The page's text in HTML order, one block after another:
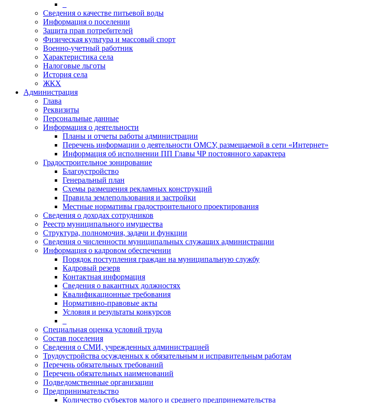
Сведения о качестве питьевой воды
Информация о поселении
Защита прав потребителей
Физическая культура и массовый спорт
Военно-учетный работник
Характеристика села
Налоговые льготы
История села
ЖКХ
Администрация
Глава
Реквизиты
Персональные данные
Информация о деятельности
Планы и отчеты работы администрации
Перечень информации о деятельности ОМСУ, размещаемой в сети «Интернет»
Информация об исполнении ПП Главы ЧР постоянного характера
Градостроительное зонирование
Благоустройство
Генеральный план
Схемы размещения рекламных конструкций
Правила землепользования и застройки
Местные нормативы градостроительного проектирования
Сведения о доходах сотрудников
Реестр муниципального имущества
Структура, полномочия, задачи и функции
Сведения о численности муниципальных служащих администрации
Информация о кадровом обеспечении
Порядок поступления граждан на муниципальную службу
Кадровый резерв
Контактная информация
Сведения о вакантных должностях
Квалификационные требования
Нормативно-правовые акты
Условия и результаты конкурсов
Специальная оценка условий труда
Состав поселения
Сведения о СМИ, учрежденных администрацией
Трудоустройства осужденных к обязательным и исправительным работам
Перечень обязательных требований
Перечень обязательных наименований
Подведомственные организации
Предпринимательство
Количество субъектов малого и среднего предпринемательства